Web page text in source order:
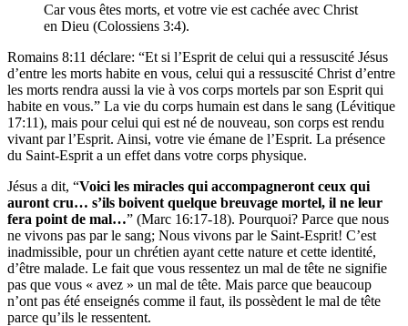
Car vous êtes morts, et votre vie est cachée avec Christ
en Dieu (Colossiens 3:4).
Romains 8:11 déclare: “Et si l’Esprit de celui qui a ressuscité Jésus
d’entre les morts habite en vous, celui qui a ressuscité Christ d’entre
les morts rendra aussi la vie à vos corps mortels par son Esprit qui
habite en vous.” La vie du corps humain est dans le sang (Lévitique
17:11), mais pour celui qui est né de nouveau, son corps est rendu
vivant par l’Esprit. Ainsi, votre vie émane de l’Esprit. La présence
du Saint-Esprit a un effet dans votre corps physique.
Jésus a dit, “Voici les miracles qui accompagneront ceux qui
auront cru… s’ils boivent quelque breuvage mortel, il ne leur
fera point de mal…” (Marc 16:17-18). Pourquoi? Parce que nous
ne vivons pas par le sang; Nous vivons par le Saint-Esprit! C’est
inadmissible, pour un chrétien ayant cette nature et cette identité,
d’être malade. Le fait que vous ressentez un mal de tête ne signifie
pas que vous « avez » un mal de tête. Mais parce que beaucoup
n’ont pas été enseignés comme il faut, ils possèdent le mal de tête
parce qu’ils le ressentent.